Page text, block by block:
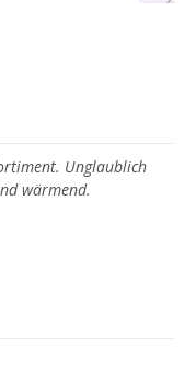
Unglaublich
wärmend.